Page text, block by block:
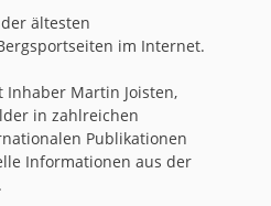
ältesten
im Internet.
Inhaber Martin Joisten,
in zahlreichen
Publikationen
Informationen aus der